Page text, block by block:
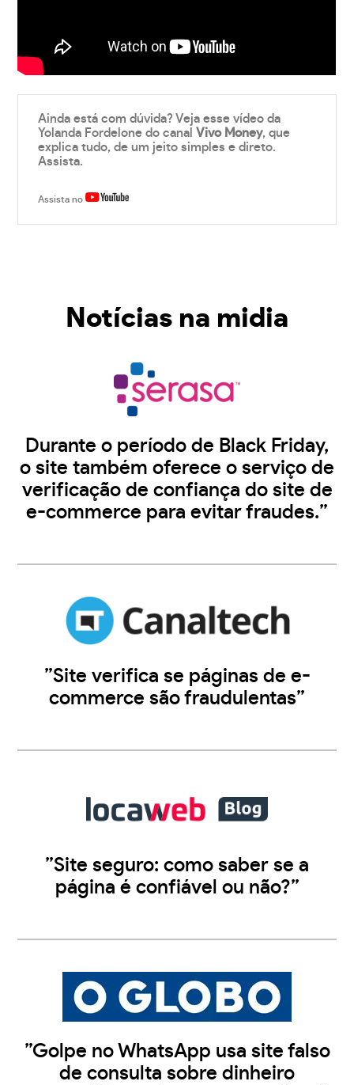
Ainda está com dúvida? Veja esse vídeo da
Yolanda Fordelone do canalVivo Money, que
explica tudo, de um jeito simples e direto.
Assista.
Assista no
Notícias na midia
Durante o período de Black Friday,
o site também oferece o serviço de
verificação de confiança do site de
e-commerce para evitar fraudes.”
”Site verifica se páginas de e-
commerce são fraudulentas”
”Site seguro: como saber se a
página é confiável ou não?”
”Golpe no WhatsApp usa site falso
de consulta sobre dinheiro